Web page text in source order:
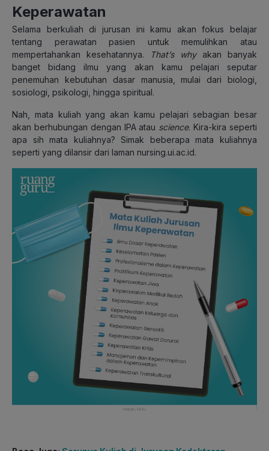
Keperawatan
Selama berkuliah di jurusan ini kamu akan fokus belajar
tentang perawatan pasien untuk memulihkan atau
mempertahankan kesehatannya.
That’s whyakan banyak
banget bidang ilmu yang akan kamu pelajari seputar
penemuhan kebutuhan dasar manusia, mulai dari biologi,
sosiologi, psikologi, hingga spiritual.
Nah, mata kuliah yang akan kamu pelajari sebagian besar
akan berhubungan dengan IPA atau science. Kira-kira seperti
apa sih mata kuliahnya? Simak beberapa mata kuliahnya
seperti yang dilansir dari laman nursing.ui.ac.id.